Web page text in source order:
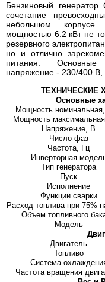
Бензиновый
сочетание
небольшом корпусе.
мощностью 6.2 кВт не
резервного
но и отлично
питания. Основные
напряжение - 230/400
ТЕХНИЧЕСКИЕ
Основные
Мощность
Мощность
Напряжение, В
Число фаз
Частота, Гц
Инверторная
Тип генератора
Пуск
Исполнение
Функции сварки
Расход топлива при 75%
Объем топливного
Модель
Двигатель
Топливо
Система
Частота вращения